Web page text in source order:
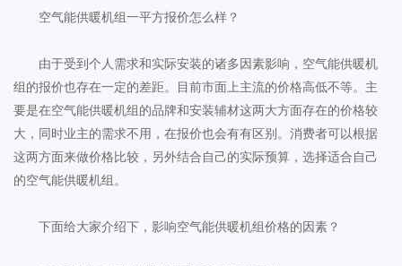
空气能供暖机组一平方报价怎么样？
由于受到个人需求和实际安装的诸多因素影响，空气能供暖机
组的报价也存在一定的差距。目前市面上主流的价格高低不等。主
要是在空气能供暖机组的品牌和安装辅材这两大方面存在的价格较
大，同时业主的需求不用，在报价也会有有区别。消费者可以根据
这两方面来做价格比较，另外结合自己的实际预算，选择适合自己
的空气能供暖机组。
下面给大家介绍下，影响空气能供暖机组价格的因素？